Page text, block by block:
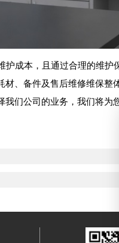
成本，且通过合理的维护
、备件及售后维修维保整
们公司的业务，我们将为